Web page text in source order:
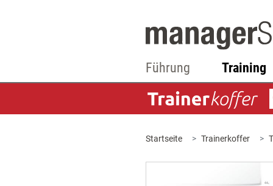
Führung Training
Startseite Trainerkoffer